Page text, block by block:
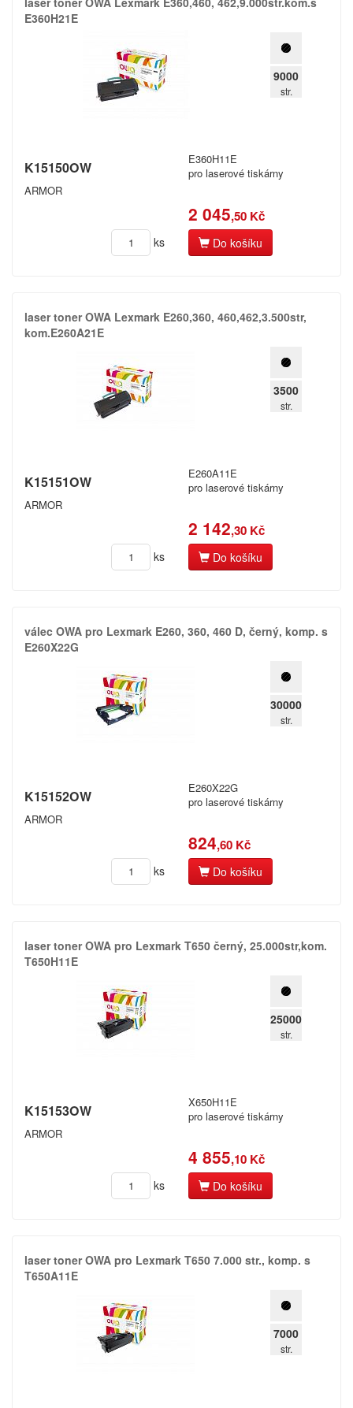
E360H21E
9000
str.
K15150OW
ARMOR
E360H11E
pro laserové tiskárny
2 045,50 Kč
ks Do košíku
laser toner OWA Lexmark E260,​360,​ 460,​462,​3.​500str,​
kom.​E260A21E
3500
str.
K15151OW
ARMOR
E260A11E
pro laserové tiskárny
2 142,30 Kč
ks Do košíku
válec OWA pro Lexmark E260,​ 360,​ 460 D,​ černý,​ komp.​ s
E260X22G
30000
str.
K15152OW
ARMOR
E260X22G
pro laserové tiskárny
824,60 Kč
ks Do košíku
laser toner OWA pro Lexmark T650 černý,​ 25.​000str,​kom.​
T650H11E
25000
str.
K15153OW
ARMOR
X650H11E
pro laserové tiskárny
4 855,10 Kč
ks Do košíku
laser toner OWA pro Lexmark T650 7.​000 str.​,​ komp.​ s
T650A11E
7000
str.